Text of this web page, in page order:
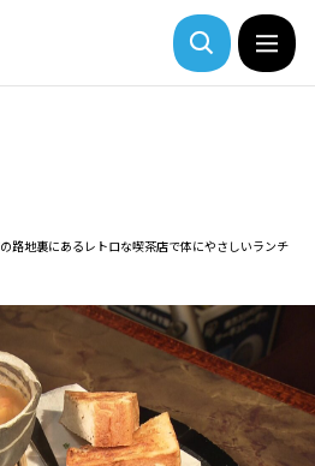
路地裏にあるレトロな喫茶店で体にやさしいランチ